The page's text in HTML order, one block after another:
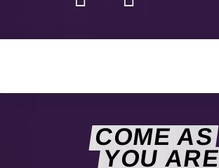
COME AS
YOU ARE